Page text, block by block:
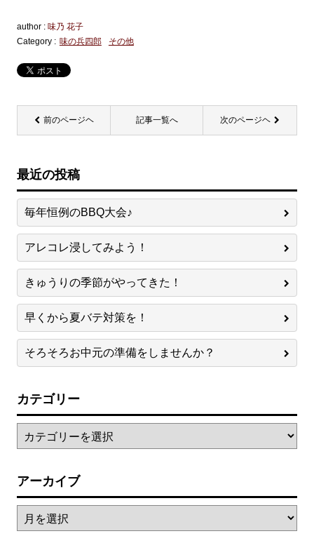
author : 味乃 花子
Category : 味の兵四郎 その他
前のページヘ 記事一覧へ 次のページヘ
最近の投稿
毎年恒例のBBQ大会♪
アレコレ浸してみよう！
きゅうりの季節がやってきた！
早くから夏バテ対策を！
そろそろお中元の準備をしませんか？
カテゴリー
アーカイブ